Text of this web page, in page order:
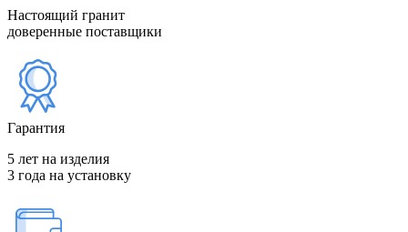
Настоящий гранит
доверенные поставщики
Гарантия
5 лет на изделия
3 года на установку